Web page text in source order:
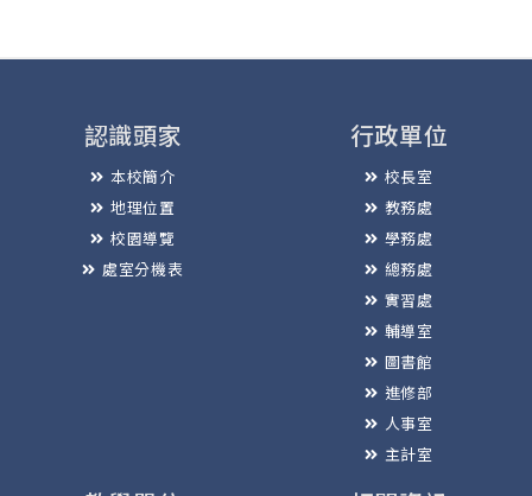
認識頭家
本校簡介
地理位置
校園導覽
處室分機表
行政單位
校長室
教務處
學務處
總務處
實習處
輔導室
圖書館
進修部
人事室
主計室